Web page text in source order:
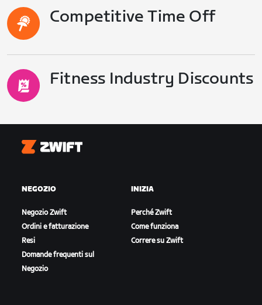
Competitive Time Off
Fitness Industry Discounts
Zwift
NEGOZIO
Negozio Zwift
Ordini e fatturazione
Resi
Domande frequenti sul
Negozio
INIZIA
Perché Zwift
Come funziona
Correre su Zwift